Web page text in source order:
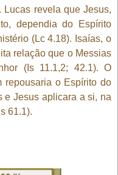
. Lucas revela que Jesus,
dependia do Espírito
(Lc 4.18). Isaías, o
relação que o Messias
(Is 11.1,2; 42.1). O
repousaria o Espírito do
e Jesus aplicara a si, na
61.1).